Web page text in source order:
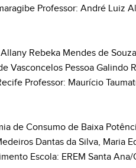
Professor: André Luiz
Rebeka Mendes de
Vasconcelos Pessoa Galindo
Professor: Maurício
de Consumo de Baixa
Dantas da Silva, Maria
Escola: EREM Santa